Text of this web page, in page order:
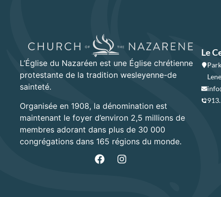
L’Église du Nazaréen est une Église chrétienne
protestante de la tradition wesleyenne-de
sainteté.
Organisée en 1908, la dénomination est
maintenant le foyer d’environ 2,5 millions de
membres adorant dans plus de 30 000
congrégations dans 165 régions du monde.
Le